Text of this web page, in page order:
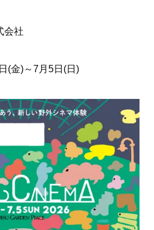
タログ
会社
(金)～7月5日(日)